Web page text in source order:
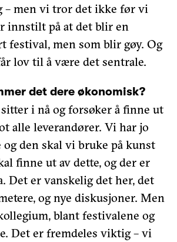
men vi tror det ikke før vi
innstilt på at det blir en
festival, men som blir gøy. Og
lov til å være det sentrale.
det dere økonomisk?
i nå og forsøker å finne ut
alle leverandører. Vi har jo
den skal vi bruke på kunst
finne ut av dette, og der er
Det er vanskelig det her, det
og nye diskusjoner. Men
blant festivalene og
Det er fremdeles viktig – vi